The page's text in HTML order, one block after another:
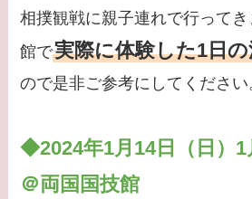
相撲観戦に親子連れで行って
館で実際に体験した1日
ので是非ご参考にしてください
◆2024年1月14日（日）
＠両国国技館